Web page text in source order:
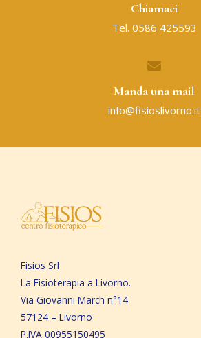
Chiamaci
Tel. 0586 425593
Manda una mail
info@fisioslivorno.it
Fisios Srl
La Fisioterapia a Livorno.
Via Giovanni March n°14
57124 – Livorno
P.IVA 00955150495